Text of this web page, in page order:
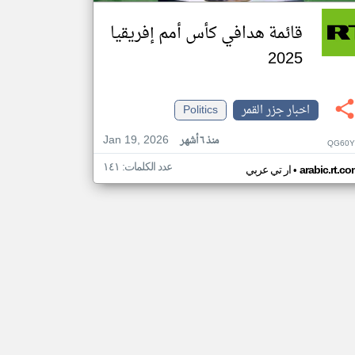
قائمة هدافي كأس أمم إفريقيا
2025
اخبار جزر القمر
Politics
Jan 19, 2026
منذ ٦ أشهر
ار تي عربي• عدد الكلمات: ١٤١